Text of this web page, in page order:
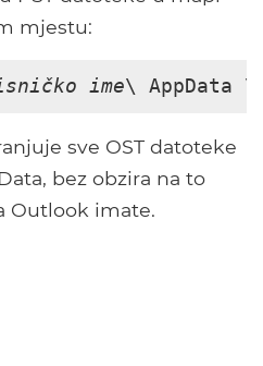
mjestu:
ime\ AppData
sve OST datoteke
bez obzira na to
Outlook imate.